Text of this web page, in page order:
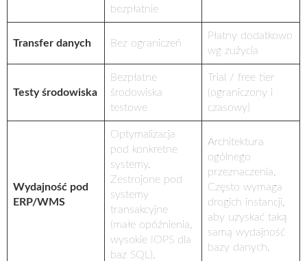
bezpłatnie
Transfer danych Bez ograniczeń
Płatny dodatkowo
wg zużycia
Testy środowiska
Bezpłatne
środowiska
testowe
Trial / free tier
(ograniczony i
czasowy)
Wydajność pod
ERP/WMS
Optymalizacja
pod konkretne
systemy.
Zestrojone pod
systemy
transakcyjne
(małe opóźnienia,
wysokie IOPS dla
baz SQL).
Architektura
ogólnego
przeznaczenia.
Często wymaga
drogich instancji,
aby uzyskać taką
samą wydajność
bazy danych.